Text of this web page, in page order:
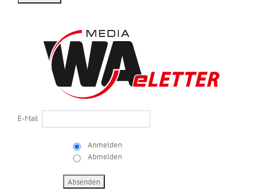
E-Mail
Anmelden
Abmelden